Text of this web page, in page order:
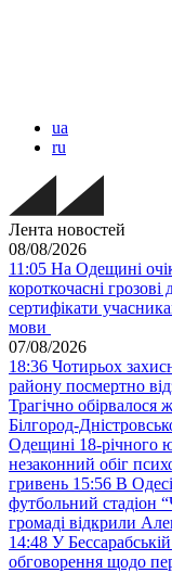
ua
ru
Лента новостей
08/08/2026
11:05 На Одещині
короткочасні грозові
сертифікати
мови
07/08/2026
18:36 Чотирьох
району посмертно
Трагічно обірвалося
Білгород-
Одещині 18-річного
незаконний обіг
гривень 15:56 В
футбольний стадіон
громаді відкрили
14:48 У
обговорення щодо